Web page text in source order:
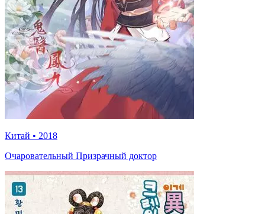
Китай • 2018
Очаровательный Призрачный доктор